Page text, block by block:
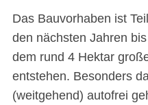
Das Bauvorhaben ist
den nächsten Jahren
dem rund 4 Hektar
entstehen. Besonders
(weitgehend) autofrei